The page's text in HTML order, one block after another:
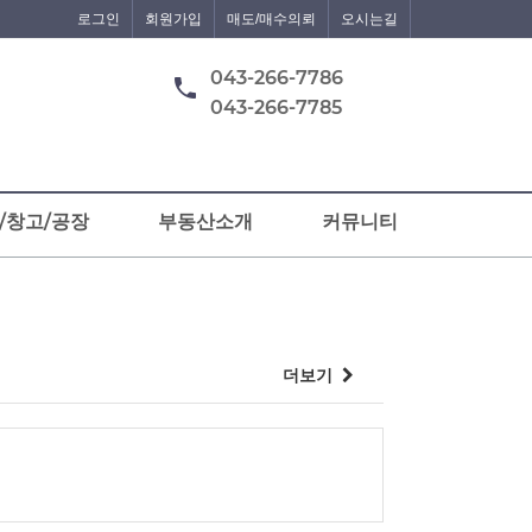
로그인 회원가입 매도/매수의뢰 오시는길
043-266-7786
043-266-7785
창고/공장 부동산소개 커뮤니티
더보기